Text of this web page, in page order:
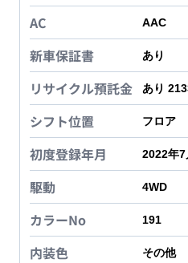
AC AAC
新車保証書 あり
リサイクル預託金 あり
シフト位置 フロア
初度登録年月 2022年7
駆動 4WD
カラーNo 191
内装色 その他